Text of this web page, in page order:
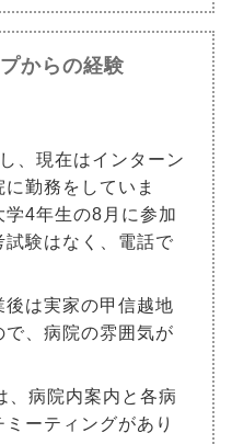
からの経験
、現在はインターン
勤務をしていま
4年生の8月に参加
試験はなく、電話で
は実家の甲信越地
、病院の雰囲気が
、病院内案内と各病
ーティングがあり